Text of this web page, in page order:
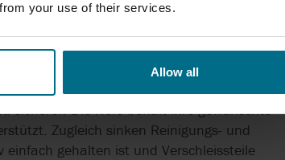
your use of their services.
Allow all
sicherer. Die Hefe behält ihre gewünschte
Zugleich sinken Reinigungs- und
gehalten ist und Verschleissteile